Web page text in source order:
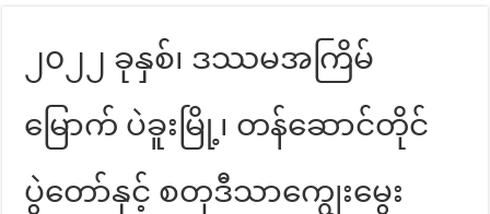
၂၀၂၂ ခုနှစ်၊ ဒဿမအကြိမ်
မြောက် ပဲခူးမြို့၊ တန်ဆောင်တိုင်
ပွဲတော်နှင့် စတုဒီသာကျွေးမွေး